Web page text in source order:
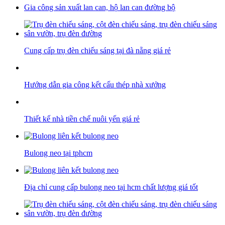
Gia công sản xuất lan can, hộ lan can đường bộ
Cung cấp trụ đèn chiếu sáng tại đà nẵng giá rẻ
Hướng dẫn gia công kết cấu thép nhà xưởng
Thiết kế nhà tiền chế nuôi yến giá rẻ
Bulong neo tại tphcm
Địa chỉ cung cấp bulong neo tại hcm chất lượng giá tốt